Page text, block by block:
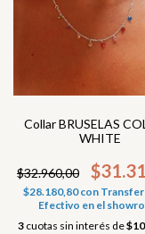
Collar BRUSELAS
WHITE
$32.960,00
$28.180,80con
Efectivo en el
3 cuotas sin interés de